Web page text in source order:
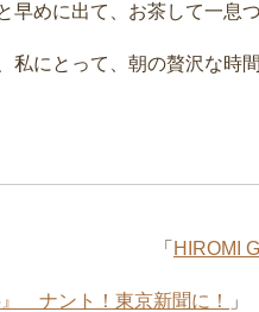
早めに出て、お茶して一息
私にとって、朝の贅沢な時間
「 HIROMI
』 ナント！東京新聞に！ 」